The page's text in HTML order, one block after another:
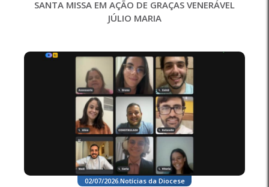
SANTA MISSA EM AÇÃO DE GRAÇAS VENERÁVEL
JÚLIO MARIA
02/07/2026. Notícias da Diocese